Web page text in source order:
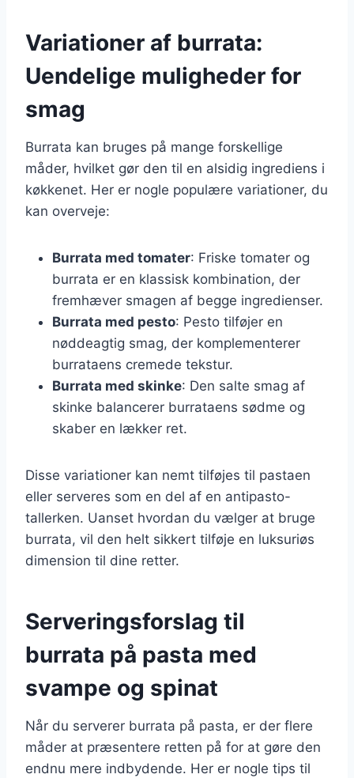
Variationer af burrata:
Uendelige muligheder for
smag
Burrata kan bruges på mange forskellige
måder, hvilket gør den til en alsidig ingrediens i
køkkenet. Her er nogle populære variationer, du
kan overveje:
Burrata med tomater: Friske tomater og
burrata er en klassisk kombination, der
fremhæver smagen af begge ingredienser.
Burrata med pesto: Pesto tilføjer en
nøddeagtig smag, der komplementerer
burrataens cremede tekstur.
Burrata med skinke: Den salte smag af
skinke balancerer burrataens sødme og
skaber en lækker ret.
Disse variationer kan nemt tilføjes til pastaen
eller serveres som en del af en antipasto-
tallerken. Uanset hvordan du vælger at bruge
burrata, vil den helt sikkert tilføje en luksuriøs
dimension til dine retter.
Serveringsforslag til
burrata på pasta med
svampe og spinat
Når du serverer burrata på pasta, er der flere
måder at præsentere retten på for at gøre den
endnu mere indbydende. Her er nogle tips til